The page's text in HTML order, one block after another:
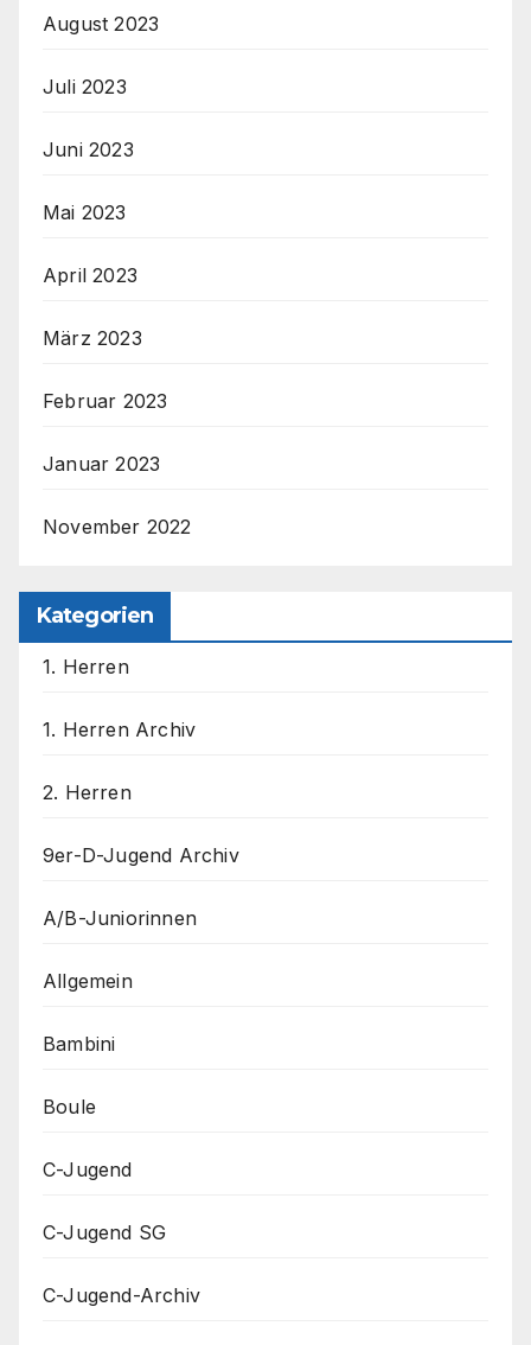
August 2023
Juli 2023
Juni 2023
Mai 2023
April 2023
März 2023
Februar 2023
Januar 2023
November 2022
Kategorien
1. Herren
1. Herren Archiv
2. Herren
9er-D-Jugend Archiv
A/B-Juniorinnen
Allgemein
Bambini
Boule
C-Jugend
C-Jugend SG
C-Jugend-Archiv